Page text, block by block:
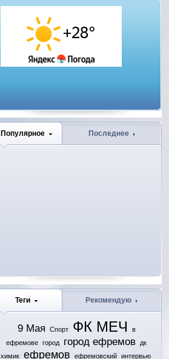
Популярное Последнее
Теги Рекомендую
9 Мая Спорт ФК МЕЧ
в
ефремове
город город ефремов
дк
химик
ефремов ефремовский интервью